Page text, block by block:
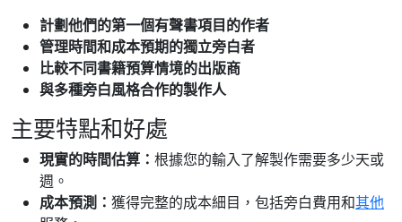
計劃他們的第一個有聲書項目的作者
管理時間和成本預期的獨立旁白者
比較不同書籍預算情境的出版商
與多種旁白風格合作的製作人
主要特點和好處
現實的時間估算： 根據您的輸入了解製作需要多少天或
週。
成本預測： 獲得完整的成本細目，包括旁白費用和其他